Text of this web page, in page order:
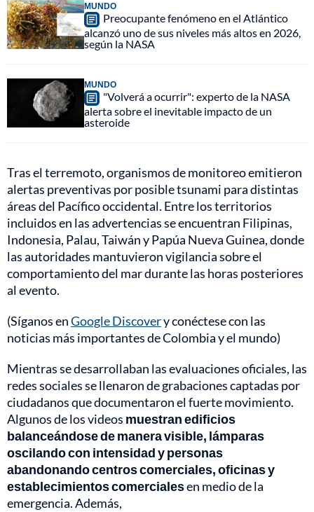
MUNDO
Preocupante fenómeno en el Atlántico
alcanzó uno de sus niveles más altos en 2026,
según la NASA
MUNDO
"Volverá a ocurrir": experto de la NASA
alerta sobre el inevitable impacto de un
asteroide
Tras el terremoto, organismos de monitoreo emitieron
alertas preventivas por posible tsunami para distintas
áreas del Pacífico occidental. Entre los territorios
incluidos en las advertencias se encuentran Filipinas,
Indonesia, Palau, Taiwán y Papúa Nueva Guinea, donde
las autoridades mantuvieron vigilancia sobre el
comportamiento del mar durante las horas posteriores
al evento.
(Síganos enGoogle Discovery conéctese con las
noticias más importantes de Colombia y el mundo)
Mientras se desarrollaban las evaluaciones oficiales, las
redes sociales se llenaron de grabaciones captadas por
ciudadanos que documentaron el fuerte movimiento.
Algunos de los videos muestran edificios
balanceándose de manera visible, lámparas
oscilando con intensidad y personas
abandonando centros comerciales, oficinas y
establecimientos comercialesen medio de la
emergencia. Además,